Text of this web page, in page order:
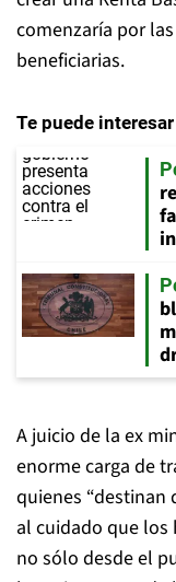
comenzaría por
beneficiarias.
Te puede interesar
A juicio de la ex
enorme carga de
quienes “destinan
al cuidado que los
no sólo desde el